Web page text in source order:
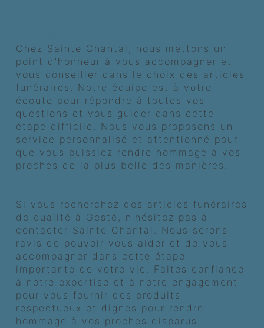
Chez Sainte Chantal, nous mettons un
point d'honneur à vous accompagner et
vous conseiller dans le choix des articles
funéraires. Notre équipe est à votre
écoute pour répondre à toutes vos
questions et vous guider dans cette
étape difficile. Nous vous proposons un
service personnalisé et attentionné pour
que vous puissiez rendre hommage à vos
proches de la plus belle des manières.
Si vous recherchez des articles funéraires
de qualité à Gesté, n'hésitez pas à
contacter Sainte Chantal. Nous serons
ravis de pouvoir vous aider et de vous
accompagner dans cette étape
importante de votre vie. Faites confiance
à notre expertise et à notre engagement
pour vous fournir des produits
respectueux et dignes pour rendre
hommage à vos proches disparus.